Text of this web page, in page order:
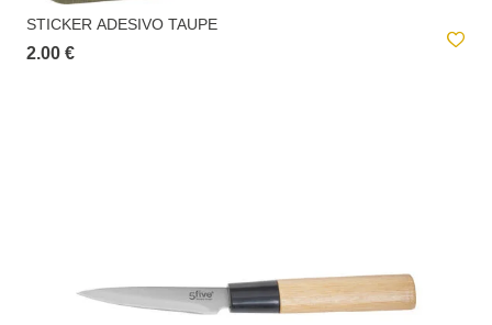
STICKER ADESIVO TAUPE
2.00 €